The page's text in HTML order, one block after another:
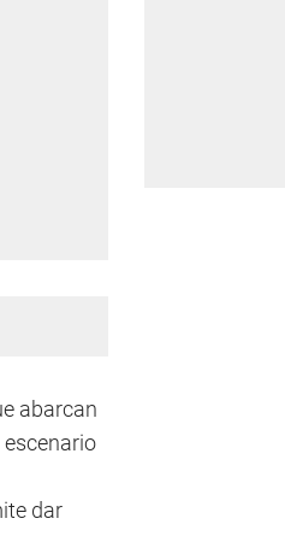
abarcan
dar